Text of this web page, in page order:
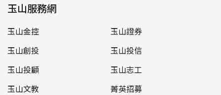
玉山服務網
玉山金控
玉山證券
玉山創投
玉山投信
玉山投顧
玉山志工
玉山文教
菁英招募